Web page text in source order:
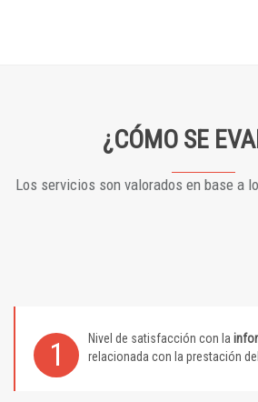
¿CÓMO SE
Los servicios son valorados en base a
1 Nivel de satisfacción con la
relacionada con la prestación